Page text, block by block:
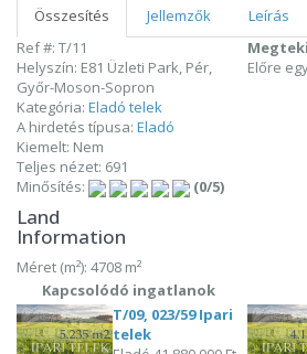
Összesítés Jellemzők
Leírás
Ref #: T/11
Helyszín: E81 Üzleti Park, Pér,
Győr-Moson-Sopron
Kategória: Eladó telek
A hirdetés típusa: Eladó
Kiemelt: Nem
Teljes nézet: 691
Minősítés:
(0/5)
Előre
Land
Information
Méret (m²): 4708 m²
Kapcsolódó ingatlanok
T/09, 023/59 Ipari
telek